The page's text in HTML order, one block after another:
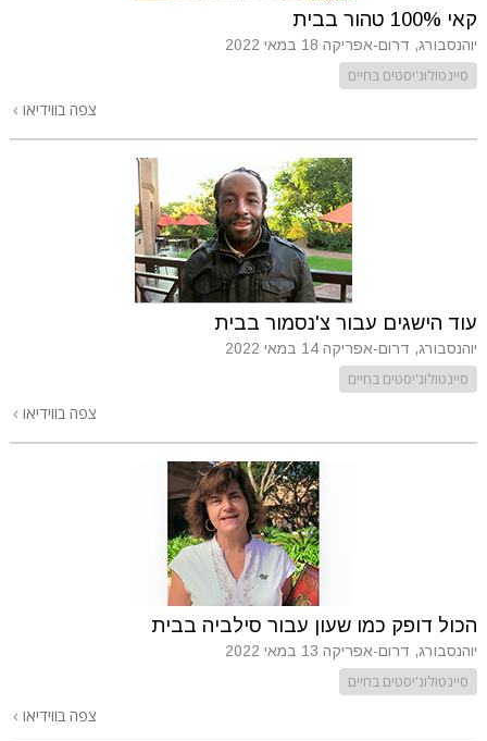
קאי 100% טהור בבית
יוהנסבורג, דרום-אפריקה 18 במאי 2022
סיינטולוג'יסטים בחיים
צפה בווידיאו
עוד הישגים עבור צ'נסמור בבית
יוהנסבורג, דרום-אפריקה 14 במאי 2022
סיינטולוג'יסטים בחיים
צפה בווידיאו
הכול דופק כמו שעון עבור סילביה בבית
יוהנסבורג, דרום-אפריקה 13 במאי 2022
סיינטולוג'יסטים בחיים
צפה בווידיאו